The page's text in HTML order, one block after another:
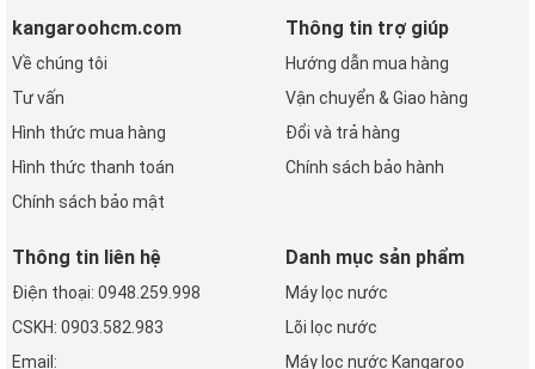
kangaroohcm.com
Về chúng tôi
Tư vấn
Hình thức mua hàng
Hình thức thanh toán
Chính sách bảo mật
Thông tin trợ giúp
Hướng dẫn mua hàng
Vận chuyển & Giao hàng
Đổi và trả hàng
Chính sách bảo hành
Thông tin liên hệ
Điện thoại: 0948.259.998
CSKH: 0903.582.983
Email:
Danh mục sản phẩm
Máy lọc nước
Lõi lọc nước
Máy lọc nước Kangaroo